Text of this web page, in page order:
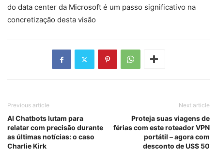
do data center da Microsoft é um passo significativo na
concretização desta visão
Previous article
AI Chatbots lutam para
relatar com precisão durante
as últimas notícias: o caso
Charlie Kirk
Next article
Proteja suas viagens de
férias com este roteador VPN
portátil – agora com
desconto de US$ 50